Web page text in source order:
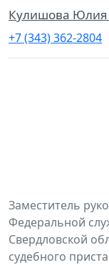
Кулишова Юлия
+7 (343) 362-2804
Заместитель
Федеральной
Свердловской
судебного